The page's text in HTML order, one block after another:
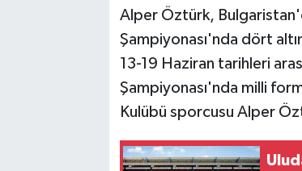
Alper Öztürk,
Şampiyonası'nda dört
13-19 Haziran tarihleri
Şampiyonası'nda milli
Kulübü sporcusu Alper